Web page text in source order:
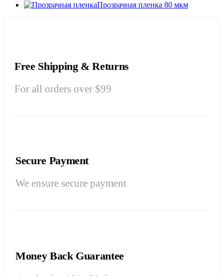
Прозрачная пленка 80 мкм
Free Shipping & Returns
For all orders over $99
Secure Payment
We ensure secure payment
Money Back Guarantee